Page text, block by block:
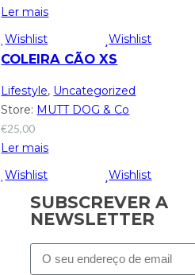
Ler mais
Wishlist
Wishlist
COLEIRA CÃO XS
Lifestyle, Uncategorized
Store: MUTT DOG & Co
€25,00
Ler mais
Wishlist
Wishlist
SUBSCREVER A
NEWSLETTER